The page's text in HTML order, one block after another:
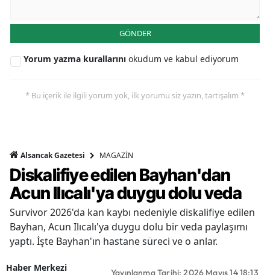
GÖNDER
Yorum yazma kurallarını okudum ve kabul ediyorum
* Bu içerik ile ilgili yorum yok, ilk yorumu siz yazın, tartışalım *
Alsancak Gazetesi MAGAZİN
Diskalifiye edilen Bayhan'dan
Acun Ilıcalı'ya duygu dolu veda
Survivor 2026'da kan kaybı nedeniyle diskalifiye edilen
Bayhan, Acun Ilıcalı'ya duygu dolu bir veda paylaşımı
yaptı. İşte Bayhan'ın hastane süreci ve o anlar.
Haber Merkezi Yayınlanma Tarihi: 2026 Mayıs 14 18:13